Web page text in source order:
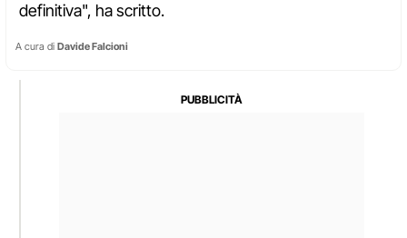
definitiva", ha scritto.
A cura di Davide Falcioni